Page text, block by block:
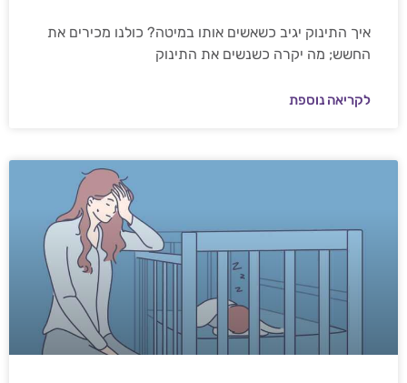
איך התינוק יגיב כשאשים אותו במיטה? כולנו מכירים את
החשש; מה יקרה כשנשים את התינוק
לקריאה נוספת